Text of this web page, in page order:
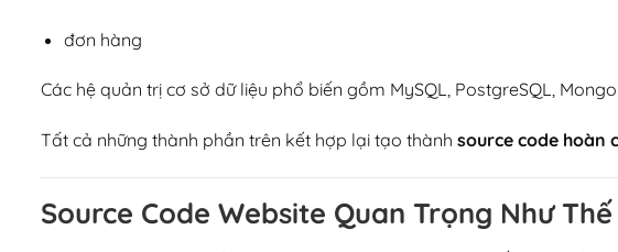
đơn hàng
Các hệ quản trị cơ sở dữ liệu phổ biến gồm MySQL, PostgreSQL,
Tất cả những thành phần trên kết hợp lại tạo thành source code hoàn
Source Code Website Quan Trọng Như